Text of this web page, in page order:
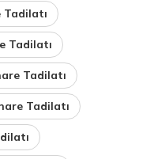
Tadilatı
Tadilatı
Tadilatı